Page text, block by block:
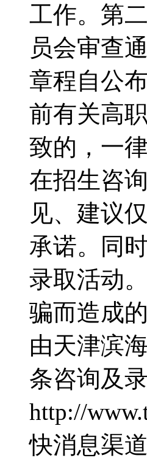
工作。第
员会审查
章程自公
前有关高
致的，一
在招生咨
见、建议
承诺。同
录取活动
骗而造成
由天津滨
条咨询及
http://
快消息渠